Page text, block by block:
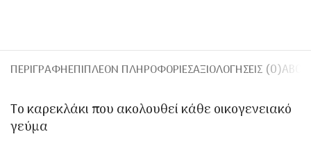
ΠΕΡΙΓΡΑΦΉΕΠΙΠΛΈΟΝ ΠΛΗΡΟΦΟΡΊΕΣΑΞΙΟΛΟΓΉΣΕΙΣ (0)
Το καρεκλάκι που ακολουθεί κάθε οικογενειακό
γεύμα